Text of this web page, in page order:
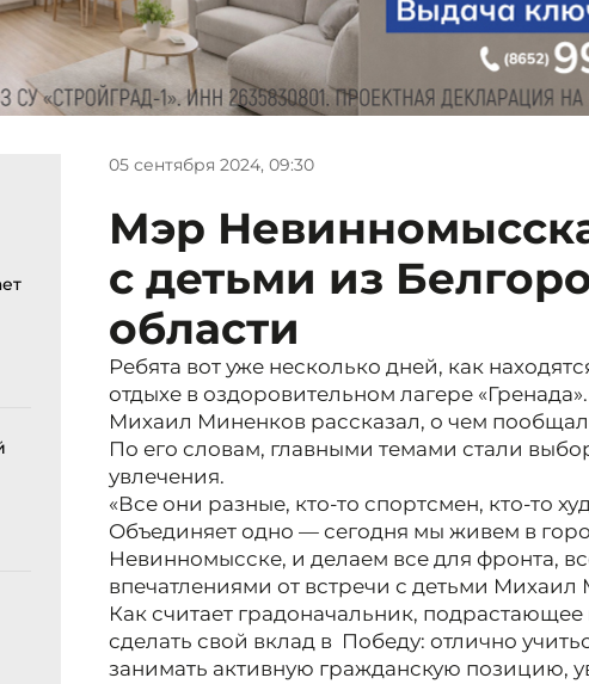
05 сентября 2024, 09:30
Мэр
с детьми из
области
Ребята вот уже несколько дней, как
отдыхе в оздоровительном лагере «Гренада».
Михаил Миненков рассказал, о чем
По его словам, главными темами стали
увлечения.
«Все они разные, кто-то спортсмен, кто-то
Объединяет одно — сегодня мы живем в
Невинномысске, и делаем все для фронта,
впечатлениями от встречи с детьми Михаил
Как считает градоначальник,
сделать свой вклад в Победу: отлично
занимать активную гражданскую позицию,